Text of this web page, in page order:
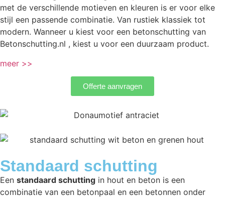
met de verschillende motieven en kleuren is er voor elke
stijl een passende combinatie. Van rustiek klassiek tot
modern. Wanneer u kiest voor een betonschutting van
Betonschutting.nl , kiest u voor een duurzaam product.
meer >>
Offerte aanvragen
Standaard schutting
Een standaard schutting in hout en beton is een
combinatie van een betonpaal en een betonnen onder